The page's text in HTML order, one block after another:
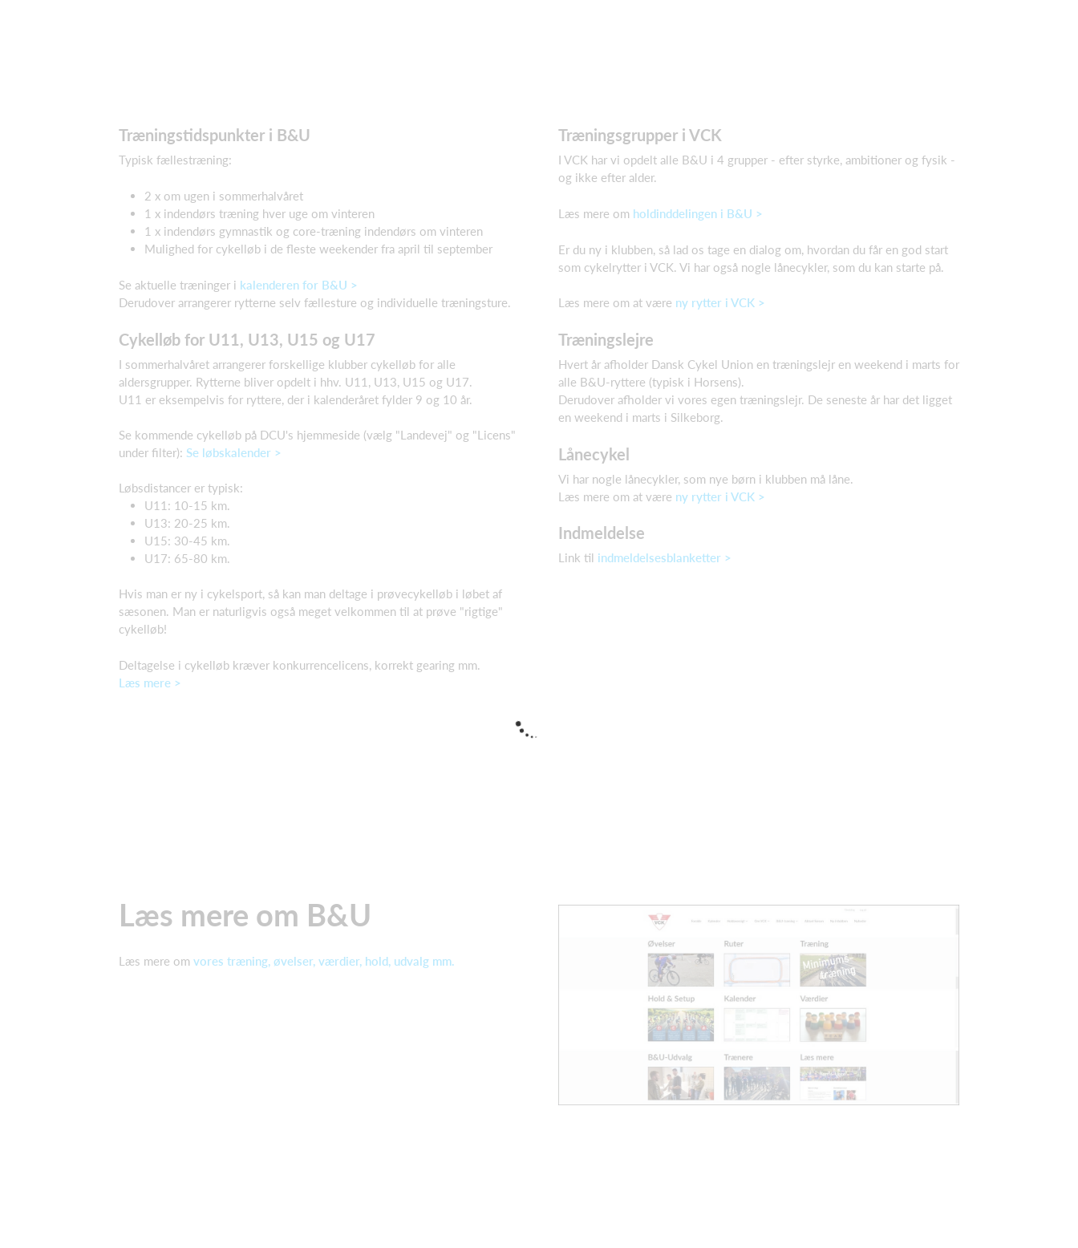
Træningstidspunkter i B&U
Typisk fællestræning:
2 x om ugen i sommerhalvåret
1 x indendørs træning hver uge om vinteren
1 x indendørs gymnastik og core-træning indendørs om vinteren
Mulighed for cykelløb i de fleste weekender fra april til september
Se aktuelle træninger i kalenderen for B&U >
Derudover arrangerer rytterne selv fællesture og individuelle træningsture.
Cykelløb for U11, U13, U15 og U17
I sommerhalvåret arrangerer forskellige klubber cykelløb for alle
aldersgrupper. Rytterne bliver opdelt i hhv. U11, U13, U15 og U17.
U11 er eksempelvis for ryttere, der i kalenderåret fylder 9 og 10 år.
Se kommende cykelløb på DCU's hjemmeside (vælg "Landevej" og "Licens"
under filter): Se løbskalender >
Løbsdistancer er typisk:
U11: 10-15 km.
U13: 20-25 km.
U15: 30-45 km.
U17: 65-80 km.
Hvis man er ny i cykelsport, så kan man deltage i prøvecykelløb i løbet af
sæsonen. Man er naturligvis også meget velkommen til at prøve "rigtige"
cykelløb!
Deltagelse i cykelløb kræver konkurrencelicens, korrekt gearing mm.
Læs mere >
Træningsgrupper i VCK
I VCK har vi opdelt alle B&U i 4 grupper - efter styrke, ambitioner og fysik -
og ikke efter alder.
Læs mere om holdinddelingen i B&U >
Er du ny i klubben, så lad os tage en dialog om, hvordan du får en god start
som cykelrytter i VCK. Vi har også nogle lånecykler, som du kan starte på.
Læs mere om at være ny rytter i VCK >
Træningslejre
Hvert år afholder Dansk Cykel Union en træningslejr en weekend i marts for
alle B&U-ryttere (typisk i Horsens).
Derudover afholder vi vores egen træningslejr. De seneste år har det ligget
en weekend i marts i Silkeborg.
Lånecykel
Vi har nogle lånecykler, som nye børn i klubben må låne.
Læs mere om at være ny rytter i VCK >
Indmeldelse
Link til indmeldelsesblanketter >
Læs mere om B&U
Læs mere om vores træning, øvelser, værdier, hold, udvalg mm.